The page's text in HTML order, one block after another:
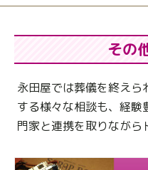
その
永田屋では葬儀を終えら
する様々な相談も、 経験
門家と連携を取りながら